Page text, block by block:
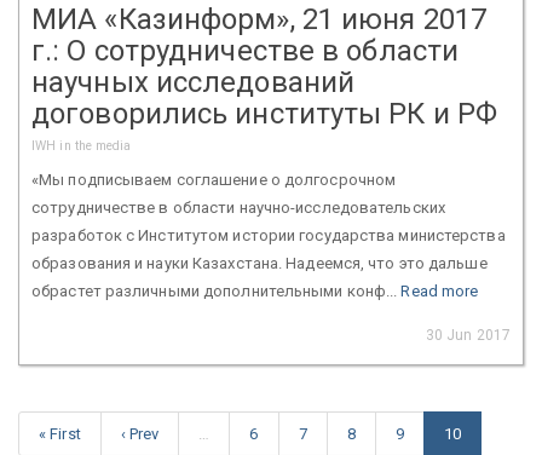
МИА «Казинформ», 21 июня 2017
г.: О сотрудничестве в области
научных исследований
договорились институты РК и РФ
IWH in the media
«Мы подписываем соглашение о долгосрочном
сотрудничестве в области научно-исследовательских
разработок с Институтом истории государства министерства
образования и науки Казахстана. Надеемся, что это дальше
обрастет различными дополнительными конф...Read more
30 Jun 2017
« First ‹ Prev 6 7 8 9 10